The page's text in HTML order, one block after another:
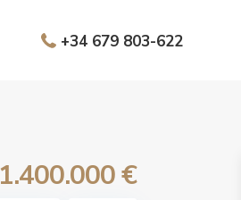
+34 679 803-622
1.400.000 €